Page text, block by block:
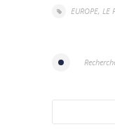
EUROPE, LE